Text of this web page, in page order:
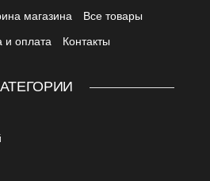
магазина
Все товары
и оплата
Контакты